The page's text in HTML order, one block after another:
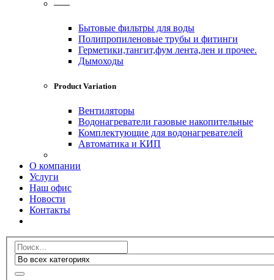
——
Бытовые фильтры для воды
Полипропиленовые трубы и фитинги
Герметики,тангит,фум лента,лен и прочее.
Дымоходы
Product Variation
Вентиляторы
Водонагреватели газовые накопительные
Комплектующие для водонагревателей
Автоматика и КИП
О компании
Услуги
Наш офис
Новости
Контакты